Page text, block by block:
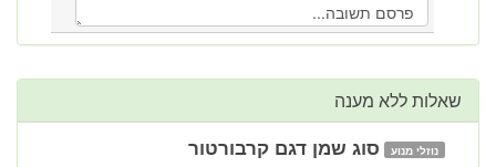
שאלות ללא מענה
נוזלי מנוע סוג שמן דגם קרבורטור